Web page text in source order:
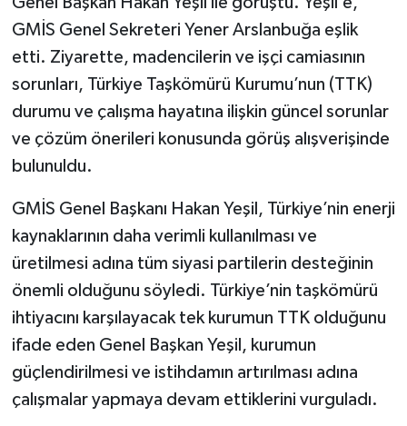
GMİS Genel Sekreteri Yener Arslanbuğa eşlik
etti. Ziyarette, madencilerin ve işçi camiasının
sorunları, Türkiye Taşkömürü Kurumu’nun (TTK)
durumu ve çalışma hayatına ilişkin güncel sorunlar
ve çözüm önerileri konusunda görüş alışverişinde
bulunuldu.
GMİS Genel Başkanı Hakan Yeşil, Türkiye’nin enerji
kaynaklarının daha verimli kullanılması ve
üretilmesi adına tüm siyasi partilerin desteğinin
önemli olduğunu söyledi. Türkiye’nin taşkömürü
ihtiyacını karşılayacak tek kurumun TTK olduğunu
ifade eden Genel Başkan Yeşil, kurumun
güçlendirilmesi ve istihdamın artırılması adına
çalışmalar yapmaya devam ettiklerini vurguladı.